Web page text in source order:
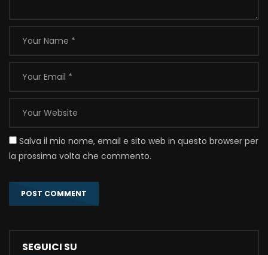
Salva il mio nome, email e sito web in questo browser per
la prossima volta che commento.
SEGUICI SU